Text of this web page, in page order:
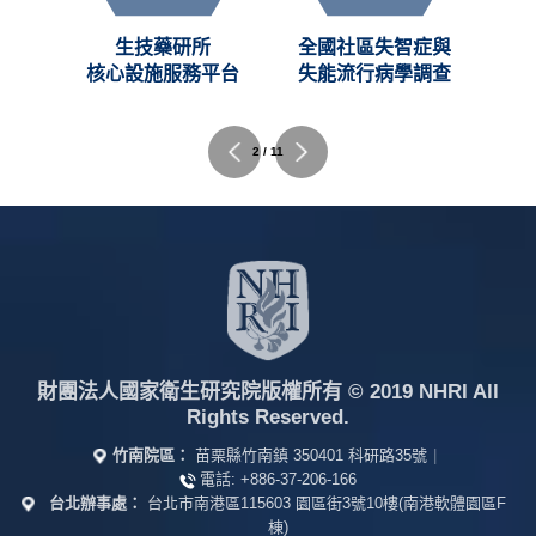
生技藥研所
核心設施服務平台
全國社區失智症與
失能流行病學調查
2 / 11
財團法人國家衛生研究院版權所有 © 2019 NHRI All
Rights Reserved.
竹南院區： 苗栗縣竹南鎮 350401 科研路35號 |
電話: +886-37-206-166
台北辦事處：
台北市南港區115603 園區街3號10樓(南港軟體園區F
棟)